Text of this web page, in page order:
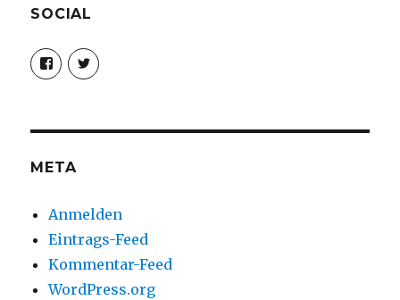
SOCIAL
Profil
von
christoph.fleischer1
anzeigen
Profil
von
anzeigen
META
Anmelden
Eintrags-Feed
Kommentar-Feed
WordPress.org